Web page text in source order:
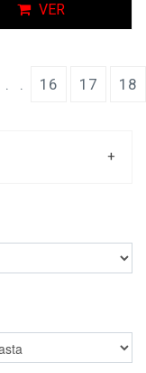
VER
. . 16 17 18
+